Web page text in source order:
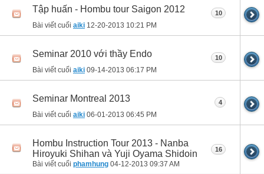
Tập huấn - Hombu tour Saigon 2012
Bài viết cuối aiki 12-20-2013 10:21 PM
10
Seminar 2010 với thầy Endo
Bài viết cuối aiki 09-14-2013 06:17 PM
10
Seminar Montreal 2013
Bài viết cuối aiki 06-01-2013 06:45 PM
4
Hombu Instruction Tour 2013 - Nanba
Hiroyuki Shihan và Yuji Oyama Shidoin
Bài viết cuối phamhung 04-12-2013 09:37 AM
16